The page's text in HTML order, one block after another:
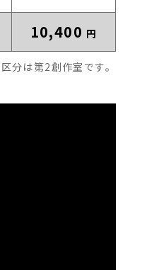
10,400 円
分は第2創作室です。